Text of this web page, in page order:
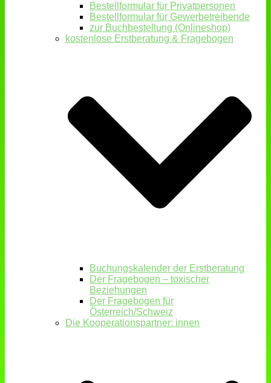
Bestellformular für Privatpersonen
Bestellformular für Gewerbetreibende
zur Buchbestellung (Onlineshop)
kostenlose Erstberatung & Fragebogen
Buchungskalender der Erstberatung
Der Fragebogen – toxischer
Beziehungen
Der Fragebogen für
Österreich/Schweiz
Die Kooperationspartner: innen